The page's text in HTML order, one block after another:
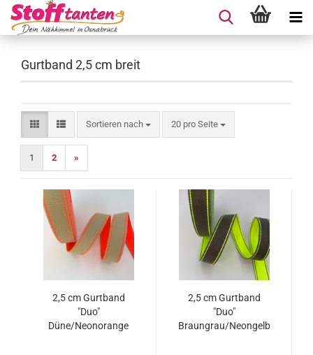
Gurtband 2,5 cm breit
Sortieren nach
Sortieren nach 20 pro Seite
pro Seite
1 2 »
2,5 cm Gurtband
"Duo"
Düne/Neonorange
2,5 cm Gurtband
"Duo"
Braungrau/Neongelb